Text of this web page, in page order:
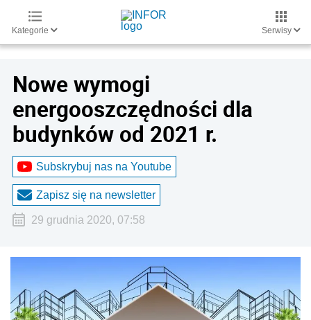
Kategorie Serwisy
Nowe wymogi
energooszczędności dla
budynków od 2021 r.
Subskrybuj nas na Youtube
Zapisz się na newsletter
29 grudnia 2020, 07:58